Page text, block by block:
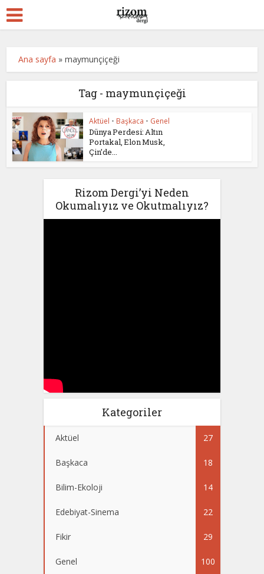
Ana sayfa »maymunçiçeği
Tag - maymunçiçeği
Aktüel • Başkaca • Genel
Dünya Perdesi: Altın
Portakal, Elon Musk,
Çin’de...
Rizom Dergi’yi Neden
Okumalıyız ve Okutmalıyız?
Kategoriler
Aktüel 27
Başkaca 18
Bilim-Ekoloji 14
Edebiyat-Sinema 22
Fikir 29
Genel 100